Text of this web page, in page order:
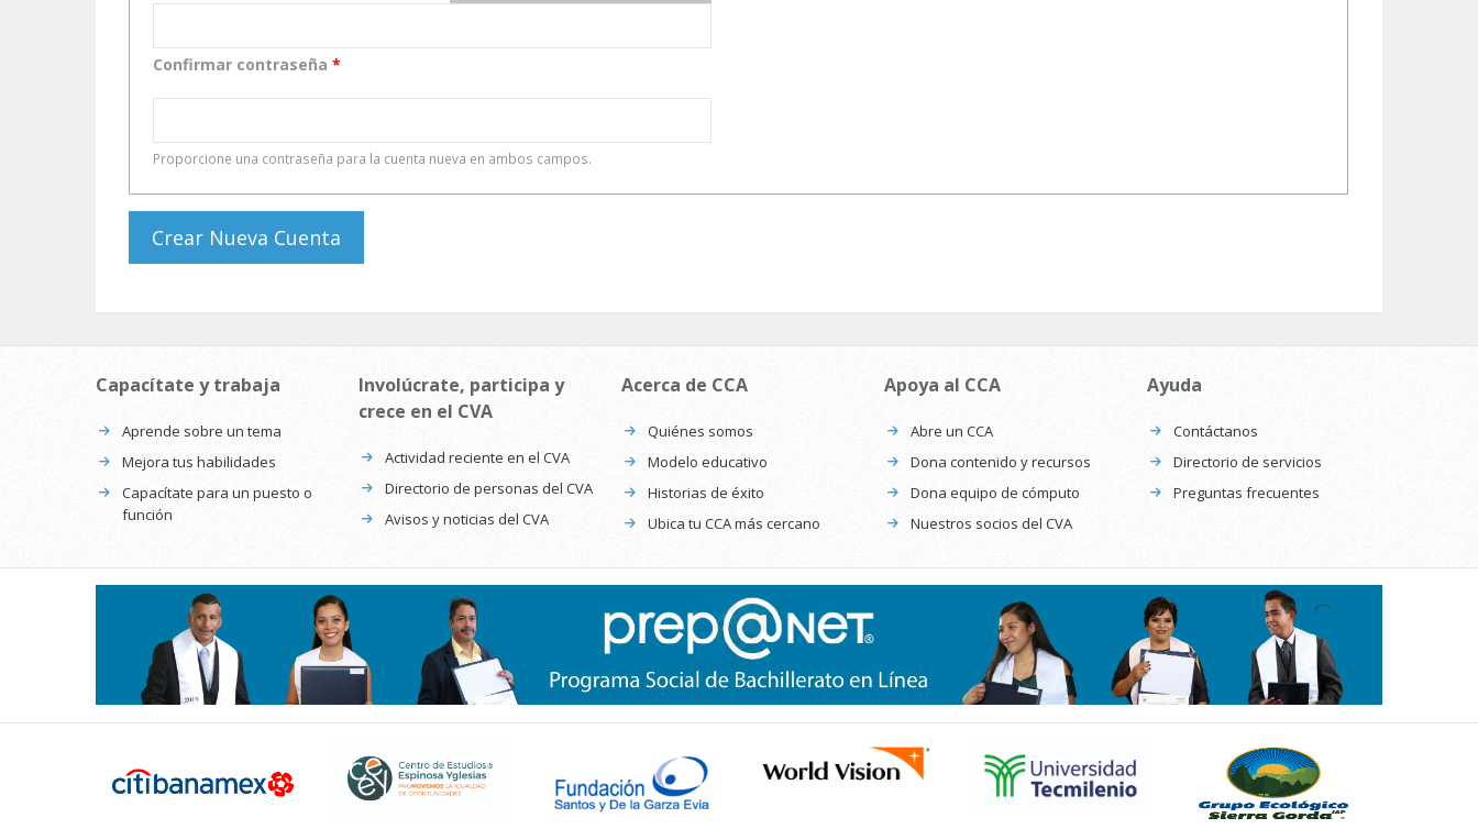
Confirmar contraseña *
Proporcione una contraseña para la cuenta nueva en ambos campos.
Capacítate y trabaja
Aprende sobre un tema
Mejora tus habilidades
Capacítate para un puesto o
función
Involúcrate, participa y
crece en el CVA
Actividad reciente en el CVA
Directorio de personas del CVA
Avisos y noticias del CVA
Acerca de CCA
Quiénes somos
Modelo educativo
Historias de éxito
Ubica tu CCA más cercano
Apoya al CCA
Abre un CCA
Dona contenido y recursos
Dona equipo de cómputo
Nuestros socios del CVA
Ayuda
Contáctanos
Directorio de servicios
Preguntas frecuentes